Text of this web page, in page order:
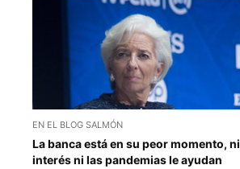
EN EL BLOG SALMÓN
La banca está en su peor momento,
interés ni las pandemias le ayudan